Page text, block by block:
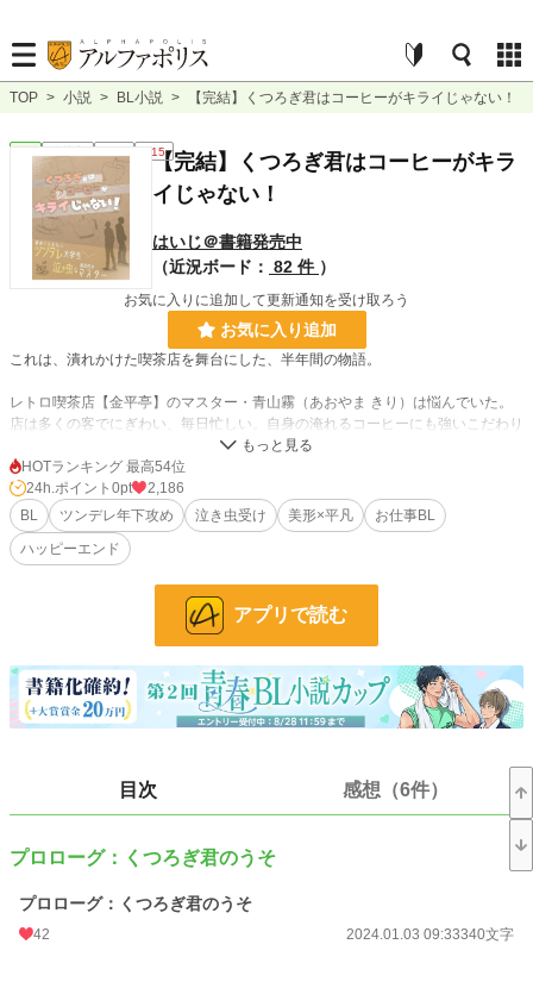
TOP > 小説 > BL小説 > 【完結】くつろぎ君はコーヒーがキライじゃない！
R15
【完結】くつろぎ君はコーヒーがキラ
イじゃない！
はいじ＠書籍発売中
（近況ボード： 82 件 ）
お気に入りに追加して更新通知を受け取ろう
お気に入り追加
これは、潰れかけた喫茶店を舞台にした、半年間の物語。
レトロ喫茶店【金平亭】のマスター・青山霧（あおやま きり）は悩んでいた。
店は多くの客でにぎわい、毎日忙しい。自身の淹れるコーヒーにも強いこだわり
それなのに、店の経営はなぜか赤字続きだった。
そこに、イケメンの大学生、寛木優雅（くつろぎ ゆうが）がバイトとしてやっ
てくる。
礼儀正しく、気が利いて、誰が見ても“良い子”な彼。
彼の本当の目的、それは「失敗する大人を見ること」。
自分が失敗しないからこそ、他人が取り返しのつかない失敗をして絶望する様
「この店、半年以内に100パー潰れるわ」
そう口にする寛木もまた、心に悩みを抱えていた。
同性愛者であることが知られ、過去に辛い経験をした彼は、そのことによる「失
「こだわり」を大切にするマスターに対し、寛木は経営的な視点から容赦なく厳
それに対し、寛木の「マスターのコーヒーは……嫌いじゃない」という言葉で信
頼し、マスターは店の改革に一歩ずつ踏み出す。
HOTランキング 最高54位
24h.ポイント 0pt
2,186
BL
ツンデレ年下攻め 泣き虫受け 美形×平凡
お仕事BL
ハッピーエンド
アプリで読む
目次 感想（6件）
プロローグ：くつろぎ君のうそ
プロローグ：くつろぎ君のうそ
42 2024.01.03 09:33340文字